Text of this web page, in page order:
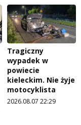
Tragiczny
wypadek w
powiecie
kieleckim. Nie żyje
motocyklista
2026.08.07 22:29